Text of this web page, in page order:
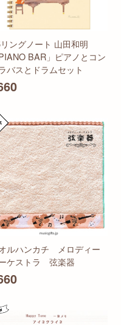
ングノート 山田和明
PIANO BAR」ピアノとコン
バスとドラムセット
ルハンカチ メロディー
ケストラ 弦楽器